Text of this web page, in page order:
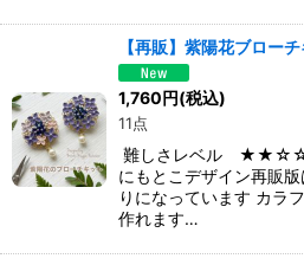
【再販】紫陽花ブロー
1,760円(税込)
11点
難しさレベル
にもとこデザイン再販
りになっています カラ
作れます…